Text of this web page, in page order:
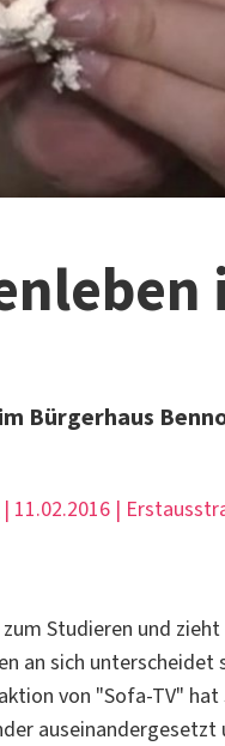
Bürgerhaus
| 11.02.2016 |
Studieren und
an sich unterscheidet
von "Sofa-TV"
auseinandergesetzt